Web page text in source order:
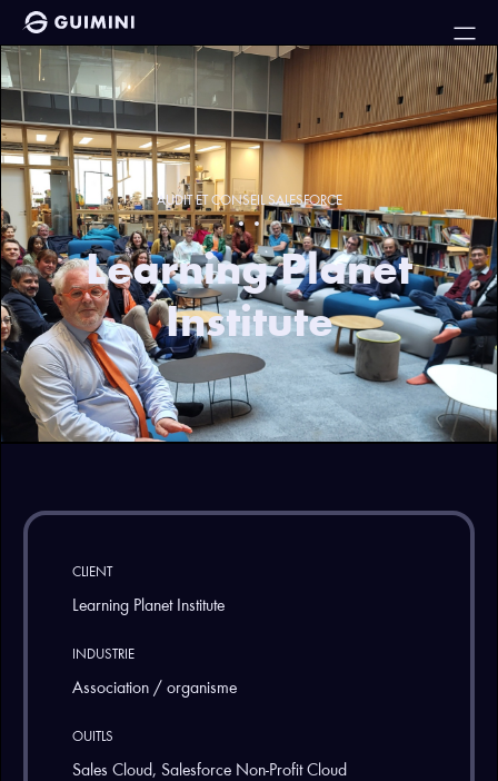
AUDIT ET CONSEIL SALESFORCE
Learning Planet
Institute
CLIENT
Learning Planet Institute
INDUSTRIE
Association / organisme
OUITLS
Sales Cloud, Salesforce Non-Profit Cloud